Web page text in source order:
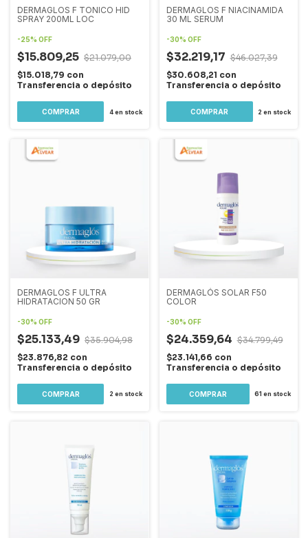
DERMAGLOS F TONICO HID
SPRAY 200ML LOC
-25% OFF
$15.809,25 $21.079,00
$15.018,79 con
Transferencia o depósito
4en stock
DERMAGLOS F NIACINAMIDA
30 ML SERUM
-30% OFF
$32.219,17 $46.027,39
$30.608,21 con
Transferencia o depósito
2 en stock
DERMAGLOS F ULTRA
HIDRATACION 50 GR
-30% OFF
$25.133,49 $35.904,98
$23.876,82 con
Transferencia o depósito
2 en stock
DERMAGLÓS SOLAR F50
COLOR
-30% OFF
$24.359,64 $34.799,49
$23.141,66 con
Transferencia o depósito
61 en stock